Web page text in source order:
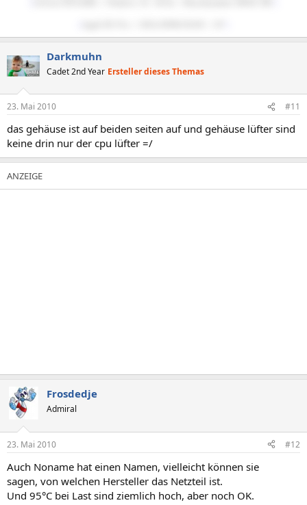
Darkmuhn
Cadet 2nd Year Ersteller dieses Themas
23. Mai 2010 #11
das gehäuse ist auf beiden seiten auf und gehäuse lüfter sind
keine drin nur der cpu lüfter =/
Frosdedje
Admiral
23. Mai 2010 #12
Auch Noname hat einen Namen, vielleicht können sie
sagen, von welchen Hersteller das Netzteil ist.
Und 95°C bei Last sind ziemlich hoch, aber noch OK.